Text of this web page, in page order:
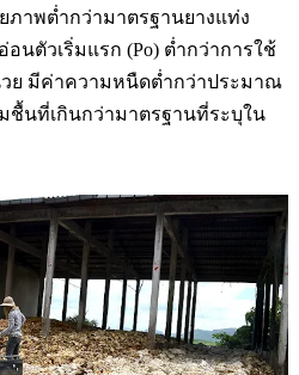
าพต่ำกว่ามาตรฐานยางแท่ง
อนตัวเริ่มแรก (Po) ต่ำกว่าการใช้
ย มีค่าความหนืดต่ำกว่าประมาณ
นที่เกินกว่ามาตรฐานที่ระบุใน